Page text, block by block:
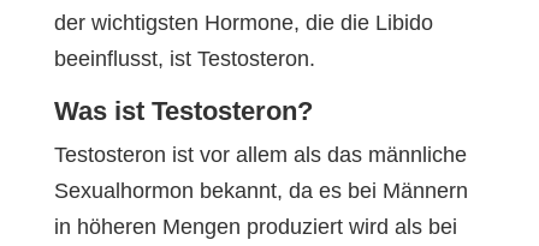
der wichtigsten Hormone, die die Libido
beeinflusst, ist Testosteron.
Was ist Testosteron?
Testosteron ist vor allem als das männliche
Sexualhormon bekannt, da es bei Männern
in höheren Mengen produziert wird als bei